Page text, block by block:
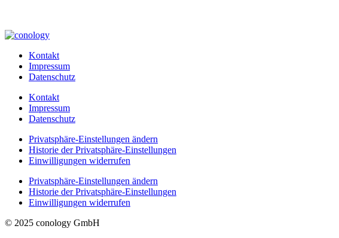
Kontakt
Impressum
Datenschutz
Kontakt
Impressum
Datenschutz
Privatsphäre-Einstellungen ändern
Historie der Privatsphäre-Einstellungen
Einwilligungen widerrufen
Privatsphäre-Einstellungen ändern
Historie der Privatsphäre-Einstellungen
Einwilligungen widerrufen
© 2025 conology GmbH